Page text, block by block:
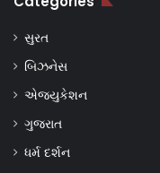
સુરત
બિઝનેસ
એજ્યુકેશન
ગુજરાત
ધર્મ દર્શન